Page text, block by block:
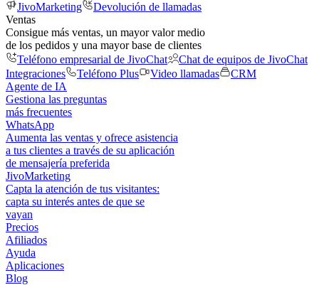
JivoMarketing
Devolución de llamadas
Ventas
Consigue más ventas, un mayor valor medio
de los pedidos y una mayor base de clientes
Teléfono empresarial de JivoChat
Chat de equipos de JivoChat
Integraciones
Teléfono Plus Video llamadas
CRM
Agente de IA
Gestiona las preguntas
más frecuentes
WhatsApp
Aumenta las ventas y ofrece asistencia
a tus clientes a través de su aplicación
de mensajería preferida
JivoMarketing
Capta la atención de tus visitantes:
capta su interés antes de que se
vayan
Precios
Afiliados
Ayuda
Aplicaciones
Blog